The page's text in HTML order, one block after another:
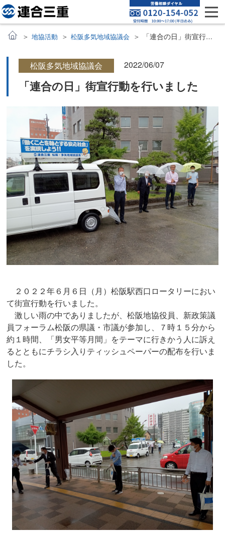
地協活動 松阪多気地域協議会 「連合の日」街宣行動を行いました
松阪多気地域協議会 2022/06/07
「連合の日」街宣行動を行いました
２０２２年６月６日（月）松阪駅西口ロータリーにおい
て街宣行動を行いました。
激しい雨の中でありましたが、松阪地協役員、新政策議
員フォーラム松阪の県議・市議が参加し、７時１５分から
約１時間、「男女平等月間」をテーマに行きかう人に訴え
るとともにチラシ入りティッシュペーパーの配布を行いま
した。